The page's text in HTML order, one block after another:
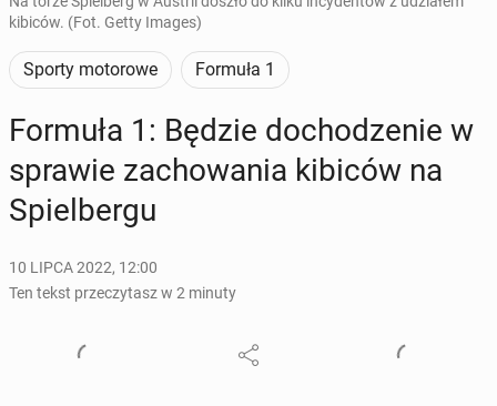
kibiców. (Fot. Getty Images)
Sporty motorowe Formuła 1
Formuła 1: Będzie do­cho­dze­nie w
sprawie za­cho­wa­nia kibiców na
Spiel­ber­gu
10 LIPCA 2022, 12:00
Ten tekst przeczytasz w 2 minuty